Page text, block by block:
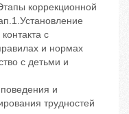
коррекционной
с
и нормах
с детьми и
и
трудностей